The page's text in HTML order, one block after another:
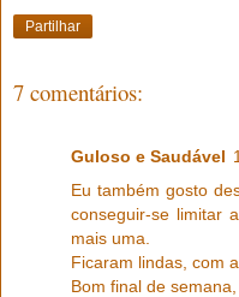
Partilhar
7 comentários:
Guloso e Saudável
Eu também gosto
conseguir-se limitar
mais uma.
Ficaram lindas, com
Bom final de semana,